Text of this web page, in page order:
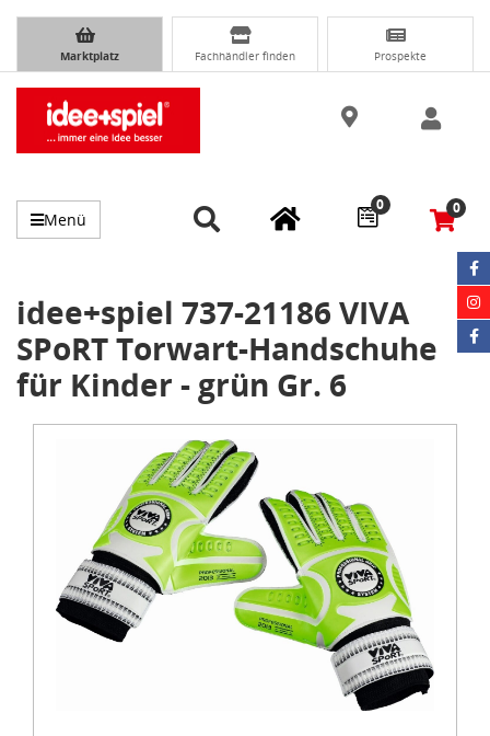
Marktplatz Fachhändler finden Prospekte
Menü
0 0
idee+spiel 737-21186 VIVA
SPoRT Torwart-Handschuhe
für Kinder - grün Gr. 6